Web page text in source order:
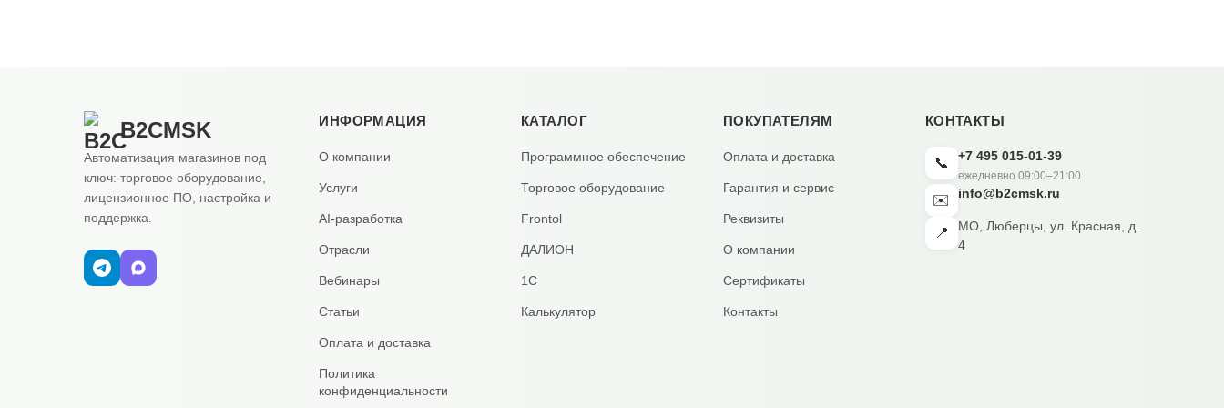
B2CMSK
Автоматизация магазинов под
ключ: торговое оборудование,
лицензионное ПО, настройка и
поддержка.
ИНФОРМАЦИЯ
О компании
Услуги
AI-разработка
Отрасли
Вебинары
Статьи
Оплата и доставка
Политика
конфиденциальности
КАТАЛОГ
Программное обеспечение
Торговое оборудование
Frontol
ДАЛИОН
1С
Калькулятор
ПОКУПАТЕЛЯМ
Оплата и доставка
Гарантия и сервис
Реквизиты
О компании
Сертификаты
Контакты
КОНТАКТЫ
📞 +7 495 015-01-39
ежедневно 09:00–21:00
✉️ info@b2cmsk.ru
📍
МО, Люберцы, ул. Красная, д.
4